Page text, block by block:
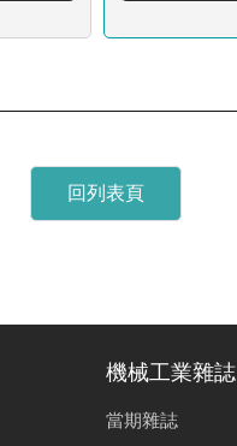
回列表頁
機械工業雜誌
當期雜誌